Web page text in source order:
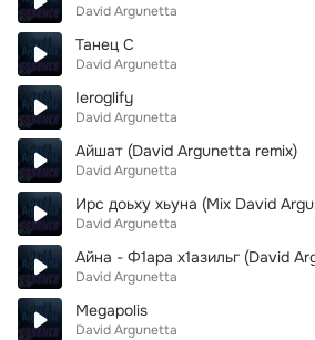
David Argunetta
Танец C
David Argunetta
Ieroglify
David Argunetta
Айшат (David Argunetta remix)
David Argunetta
Ирс доьху хьуна (Mix David
David Argunetta
Айна - Ф1ара х1азильг (David
David Argunetta
Megapolis
David Argunetta